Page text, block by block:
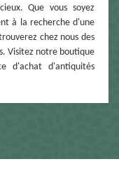
Que vous soyez
à la recherche d'une
chez nous des
Visitez notre boutique
d'achat d'antiquités